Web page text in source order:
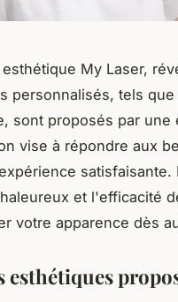
My Laser,
personnalisés, tels
sont proposés par
vise à répondre aux
et l'efficacité
votre apparence dès
esthétiques